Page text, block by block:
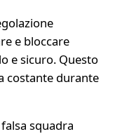
e bloccare
e sicuro. Questo
costante durante
squadra